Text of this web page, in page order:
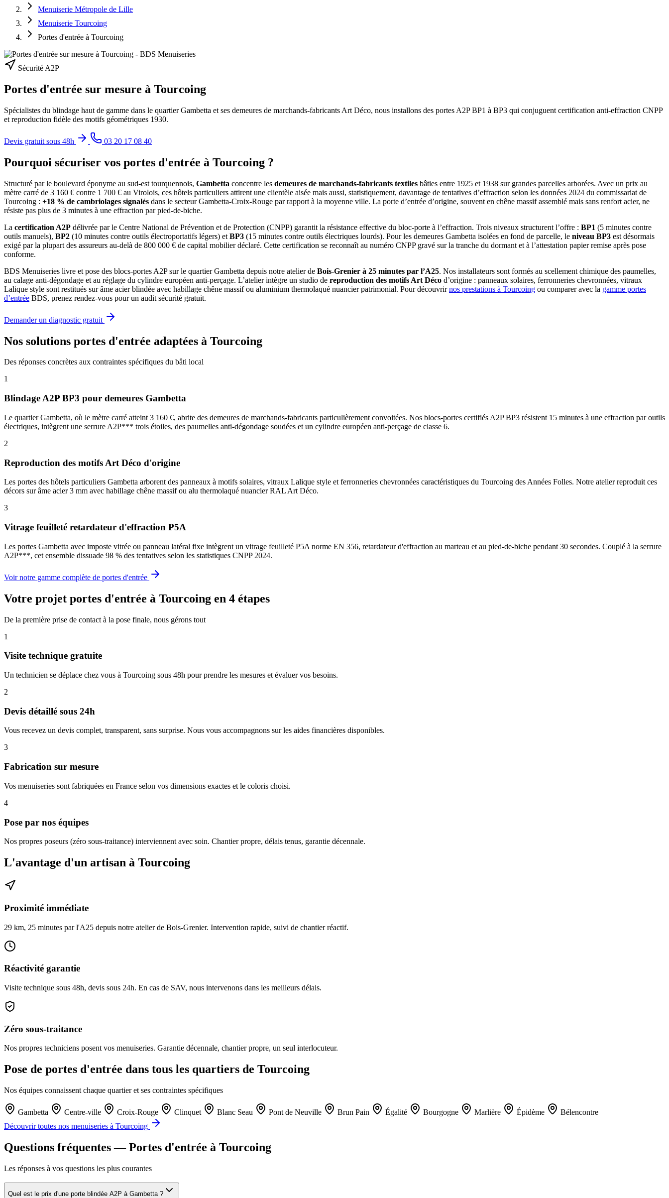
Menuiserie Métropole de Lille
Menuiserie Tourcoing
Portes d'entrée à Tourcoing
Sécurité A2P
Portes d'entrée sur mesure à Tourcoing
Spécialistes du blindage haut de gamme dans le quartier Gambetta et ses demeures de marchands-fabricants Art Déco, nous installons des portes A2P BP1 à BP3 qui conjuguent certification anti-effraction CNPP
et reproduction fidèle des motifs géométriques 1930.
Devis gratuit sous 48h 03 20 17 08 40
Pourquoi sécuriser vos portes d'entrée à Tourcoing ?
Structuré par le boulevard éponyme au sud-est tourquennois, Gambetta concentre les demeures de marchands-fabricants textiles bâties entre 1925 et 1938 sur grandes parcelles arborées. Avec un prix au
mètre carré de 3 160 € contre 1 700 € au Virolois, ces hôtels particuliers attirent une clientèle aisée mais aussi, statistiquement, davantage de tentatives d’effraction selon les données 2024 du commissariat de
Tourcoing : +18 % de cambriolages signalés dans le secteur Gambetta-Croix-Rouge par rapport à la moyenne ville. La porte d’entrée d’origine, souvent en chêne massif assemblé mais sans renfort acier, ne
résiste pas plus de 3 minutes à une effraction par pied-de-biche.
La certification A2P délivrée par le Centre National de Prévention et de Protection (CNPP) garantit la résistance effective du bloc-porte à l’effraction. Trois niveaux structurent l’offre : BP1 (5 minutes contre
outils manuels), BP2 (10 minutes contre outils électroportatifs légers) et BP3 (15 minutes contre outils électriques lourds). Pour les demeures Gambetta isolées en fond de parcelle, le niveau BP3 est désormais
exigé par la plupart des assureurs au-delà de 800 000 € de capital mobilier déclaré. Cette certification se reconnaît au numéro CNPP gravé sur la tranche du dormant et à l’attestation papier remise après pose
conforme.
BDS Menuiseries livre et pose des blocs-portes A2P sur le quartier Gambetta depuis notre atelier de Bois-Grenier à 25 minutes par l’A25. Nos installateurs sont formés au scellement chimique des paumelles,
au calage anti-dégondage et au réglage du cylindre européen anti-perçage. L’atelier intègre un studio de reproduction des motifs Art Déco d’origine : panneaux solaires, ferronneries chevronnées, vitraux
Lalique style sont restitués sur âme acier blindée avec habillage chêne massif ou aluminium thermolaqué nuancier patrimonial. Pour découvrirnos prestations à Tourcoing ou comparer avec la gamme portes
d’entrée BDS, prenez rendez-vous pour un audit sécurité gratuit.
Demander un diagnostic gratuit
Nos solutions portes d'entrée adaptées à Tourcoing
Des réponses concrètes aux contraintes spécifiques du bâti local
1
Blindage A2P BP3 pour demeures Gambetta
Le quartier Gambetta, où le mètre carré atteint 3 160 €, abrite des demeures de marchands-fabricants particulièrement convoitées. Nos blocs-portes certifiés A2P BP3 résistent 15 minutes à une effraction par outils
électriques, intègrent une serrure A2P*** trois étoiles, des paumelles anti-dégondage soudées et un cylindre européen anti-perçage de classe 6.
2
Reproduction des motifs Art Déco d'origine
Les portes des hôtels particuliers Gambetta arborent des panneaux à motifs solaires, vitraux Lalique style et ferronneries chevronnées caractéristiques du Tourcoing des Années Folles. Notre atelier reproduit ces
décors sur âme acier 3 mm avec habillage chêne massif ou alu thermolaqué nuancier RAL Art Déco.
3
Vitrage feuilleté retardateur d'effraction P5A
Les portes Gambetta avec imposte vitrée ou panneau latéral fixe intègrent un vitrage feuilleté P5A norme EN 356, retardateur d'effraction au marteau et au pied-de-biche pendant 30 secondes. Couplé à la serrure
A2P***, cet ensemble dissuade 98 % des tentatives selon les statistiques CNPP 2024.
Voir notre gamme complète de portes d'entrée
Votre projet portes d'entrée à Tourcoing en 4 étapes
De la première prise de contact à la pose finale, nous gérons tout
1
Visite technique gratuite
Un technicien se déplace chez vous à Tourcoing sous 48h pour prendre les mesures et évaluer vos besoins.
2
Devis détaillé sous 24h
Vous recevez un devis complet, transparent, sans surprise. Nous vous accompagnons sur les aides financières disponibles.
3
Fabrication sur mesure
Vos menuiseries sont fabriquées en France selon vos dimensions exactes et le coloris choisi.
4
Pose par nos équipes
Nos propres poseurs (zéro sous-traitance) interviennent avec soin. Chantier propre, délais tenus, garantie décennale.
L'avantage d'un artisan à Tourcoing
Proximité immédiate
29 km, 25 minutes par l'A25 depuis notre atelier de Bois-Grenier. Intervention rapide, suivi de chantier réactif.
Réactivité garantie
Visite technique sous 48h, devis sous 24h. En cas de SAV, nous intervenons dans les meilleurs délais.
Zéro sous-traitance
Nos propres techniciens posent vos menuiseries. Garantie décennale, chantier propre, un seul interlocuteur.
Pose de portes d'entrée dans tous les quartiers de Tourcoing
Nos équipes connaissent chaque quartier et ses contraintes spécifiques
Gambetta Centre-ville Croix-Rouge Clinquet Blanc Seau Pont de Neuville Brun Pain Égalité Bourgogne Marlière Épidème
Bélencontre
Découvrir toutes nos menuiseries à Tourcoing
Questions fréquentes — Portes d'entrée à Tourcoing
Les réponses à vos questions les plus courantes
Quel est le prix d'une porte blindée A2P à Gambetta ?